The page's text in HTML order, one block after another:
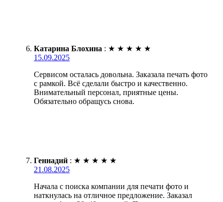
Катарина Блохина : ★ ★ ★ ★ ★
15.09.2025
Сервисом осталась довольна. Заказала печать фото
с рамкой. Всё сделали быстро и качественно.
Внимательный персонал, приятные цены.
Обязательно обращусь снова.
Геннадий : ★ ★ ★ ★ ★
21.08.2025
Начала с поиска компании для печати фото и
наткнулась на отличное предложение. Заказал